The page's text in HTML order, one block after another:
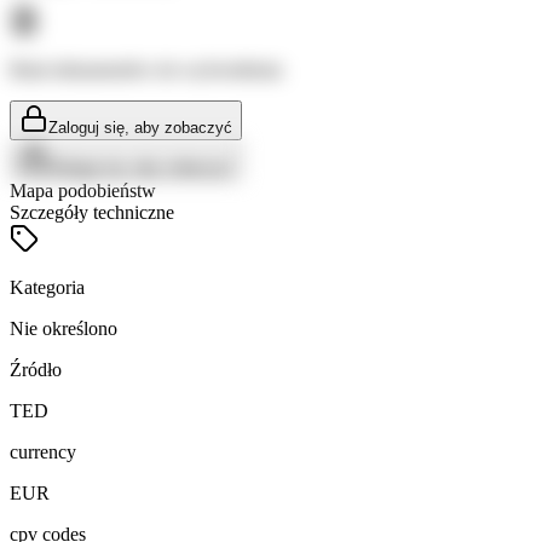
Zaloguj się, aby zobaczyć
Mapa podobieństw
Szczegóły techniczne
Kategoria
Nie określono
Źródło
TED
currency
EUR
cpv codes